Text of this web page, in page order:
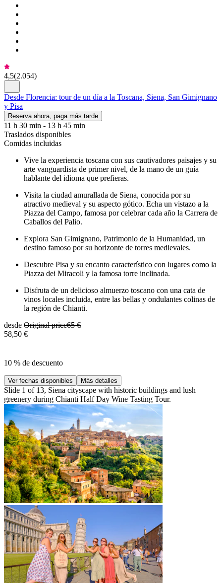
4,5(2.054)
Desde Florencia: tour de un día a la Toscana, Siena, San Gimignano
y Pisa
Reserva ahora, paga más tarde
11 h 30 min - 13 h 45 min
Traslados disponibles
Comidas incluidas
Vive la experiencia toscana con sus cautivadores paisajes y su
arte vanguardista de primer nivel, de la mano de un guía
hablante del idioma que prefieras.
Visita la ciudad amurallada de Siena, conocida por su
atractivo medieval y su aspecto gótico. Echa un vistazo a la
Piazza del Campo, famosa por celebrar cada año la Carrera de
Caballos del Palio.
Explora San Gimignano, Patrimonio de la Humanidad, un
destino famoso por su horizonte de torres medievales.
Descubre Pisa y su encanto característico con lugares como la
Piazza dei Miracoli y la famosa torre inclinada.
Disfruta de un delicioso almuerzo toscano con una cata de
vinos locales incluida, entre las bellas y ondulantes colinas de
la región de Chianti.
desde Original price65 €
58,50 €
10 % de descuento
Ver fechas disponibles Más detalles
Slide 1 of 13, Siena cityscape with historic buildings and lush
greenery during Chianti Half Day Wine Tasting Tour.